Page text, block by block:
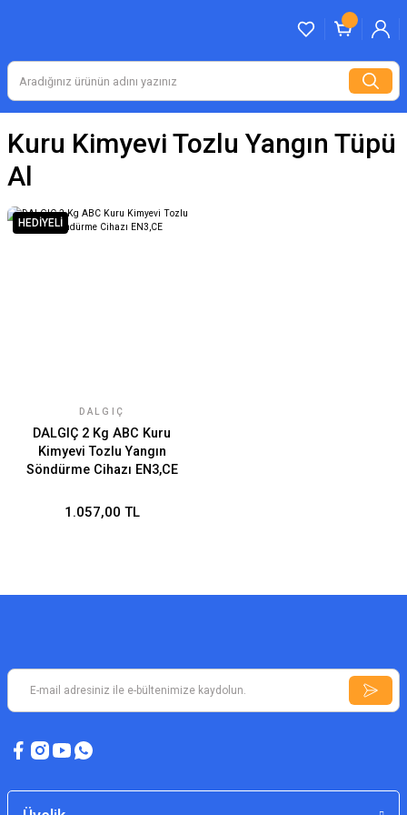
Kuru Kimyevi Tozlu Yangın Tüpü
Al
HEDİYELİ
DALGIÇ
DALGIÇ 2 Kg ABC Kuru
Kimyevi Tozlu Yangın
Söndürme Cihazı EN3,CE
1.057,00 TL